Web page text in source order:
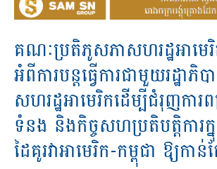
គណៈប្រតិភូសភាសហរដ្ឋអាមេ
អំពីការបន្តធ្វេីការជាមួយរដ្ឋាភិ
សហរដ្ឋអាមេរិកដេីម្បីជំរុញការ
ទំនង និងកិច្ចសហប្រតិបត្តិការក្
ដៃគូរវាអាមេរិក-កម្ពុជា ឱ្យកាន់